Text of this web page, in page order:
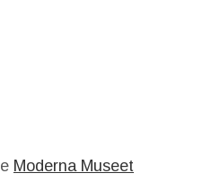
Moderna Museet